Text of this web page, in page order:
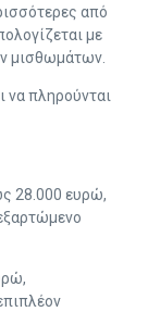
από
με
μισθωμάτων.
να πληρούνται
28.000 ευρώ,